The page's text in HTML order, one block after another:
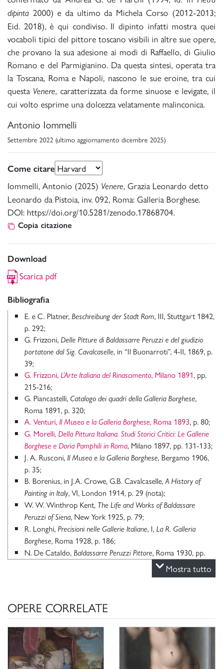
dipinta 2000) e da ultimo da Michela Corso (2012-2013;
Eid. 2018), è qui condiviso. Il dipinto infatti mostra quei
vocaboli tipici del pittore toscano visibili in altre sue opere,
che provano la sua adesione ai modi di Raffaello, di Giulio
Romano e del Parmigianino. Da questa sintesi, operata tra
la Toscana, Roma e Napoli, nascono le sue eroine, tra cui
questa Venere, caratterizzata da forme sinuose e levigate, il
cui volto esprime una dolcezza velatamente malinconica.
Antonio Iommelli
Settembre 2022 (ultimo aggiornamento dicembre 2025)
Come citare
Iommelli, Antonio (2025) Venere, Grazia Leonardo detto
Leonardo da Pistoia, inv. 092, Roma: Galleria Borghese.
DOI: https://doi.org/10.5281/zenodo.17868704.
Copia citazione
Download
Scarica pdf
Bibliografia
E. e C. Platner, Beschreibung der Stadt Rom, III, Stuttgart 1842,
p. 292;
G. Frizzoni, Delle Pitture di Baldassarre Peruzzi e del giudizio
portatone dal Sig. Cavalcaselle, in “Il Buonarroti”, 4-II, 1869, p.
39;
G. Frizzoni, L’Arte Italiana del Rinascimento, Milano 1891, pp.
215-216;
G. Piancastelli, Catalogo dei quadri della Galleria Borghese,
Roma 1891, p. 320;
A. Venturi, Il Museo e la Galleria Borghese, Roma 1893, p. 80;
G. Morelli, Della Pittura Italiana. Studi Storici Critici: Le Gallerie
Borghese e Doria Pamphili in Roma, Milano 1897, pp. 131-133;
J. A. Rusconi, Il Museo e la Galleria Borghese, Bergamo 1906,
p. 35;
B. Borenius, in J.A. Crowe, G.B. Cavalcaselle,A History of
Painting in Italy, VI, London 1914, p. 29 (nota);
W. W. Winthrop Kent, The Life and Works of Baldassare
Peruzzi of Siena, New York 1925, p. 79;
R. Longhi, Precisioni nelle Gallerie Italiane, I, La R. Galleria
Borghese, Roma 1928, p. 186;
N. De Cataldo, Baldassarre Peruzzi Pittore, Roma 1930, pp.
Pitture Italiane del Rinascimento, Milano 1936, p.
pp. 43-44, n. 60;
B. Berenson,
and North Italian Schools,London 1968, p. 334;
E. Bénezit, Dictionaire critique et documentaire des peintres,
sculpteurs, dessinateurs et graveurs
, Paris 1976, p. 244;
Mostra tutto
OPERE CORRELATE